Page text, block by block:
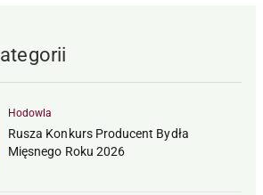
Hodowla
Rusza Konkurs Producent Bydła
Mięsnego Roku 2026